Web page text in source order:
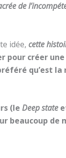
de
idée, cette
créer une
qu’est
(le Deep state
beaucoup de